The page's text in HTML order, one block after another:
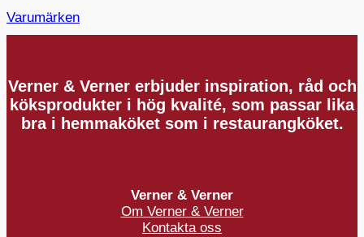
Varumärken
Verner & Verner erbjuder inspiration, råd och
köksprodukter i hög kvalité, som passar lika
bra i hemmaköket som i restaurangköket.
Verner & Verner
Om Verner & Verner
Kontakta oss